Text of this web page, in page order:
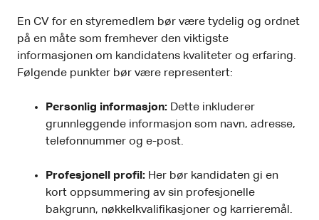
En CV for en styremedlem bør være tydelig og ordnet
på en måte som fremhever den viktigste
informasjonen om kandidatens kvaliteter og erfaring.
Følgende punkter bør være representert:
Personlig informasjon: Dette inkluderer
grunnleggende informasjon som navn, adresse,
telefonnummer og e-post.
Profesjonell profil: Her bør kandidaten gi en
kort oppsummering av sin profesjonelle
bakgrunn, nøkkelkvalifikasjoner og karrieremål.